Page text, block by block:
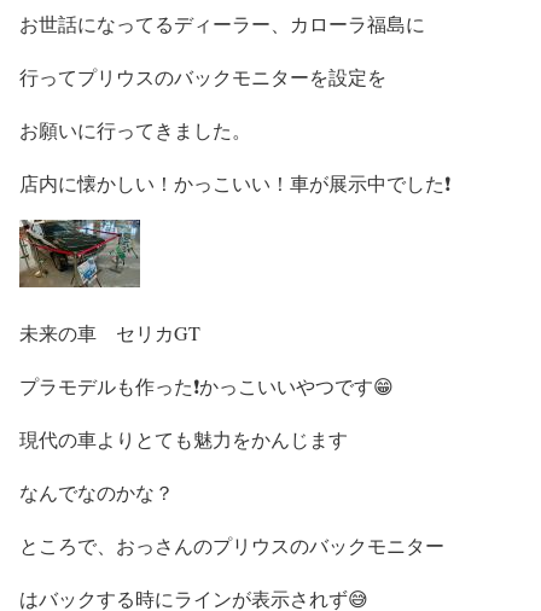
お世話になってるディーラー、カローラ福島に
行ってプリウスのバックモニターを設定を
お願いに行ってきました。
店内に懐かしい！かっこいい！車が展示中でした❗
未来の車 セリカGT
プラモデルも作った❗かっこいいやつです😁
現代の車よりとても魅力をかんじます
なんでなのかな？
ところで、おっさんのプリウスのバックモニター
はバックする時にラインが表示されず😅